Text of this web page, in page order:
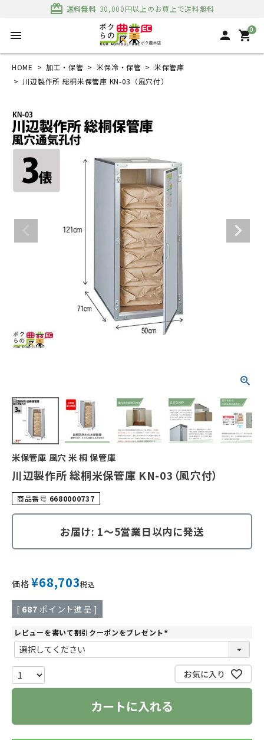
card_giftcard 送料無料 30,000円以上のお買上で送料無料
menu person 0
shopping_cart
HOME 加工・保管 米保冷・保管
米保管庫
川辺製作所 総桐米保管庫 KN-03（風穴付）
米保管庫 風穴 米 桐 保管庫
川辺製作所 総桐米保管庫 KN-03（風穴付）
商品番号 6680000737
お届け: 1～5営業日以内に発送
価格 ¥68,703税込
[ 687 ポイント進呈 ]
レビューを書いて割引クーポンをプレゼント
(
)
お気に入り
カートに入れる